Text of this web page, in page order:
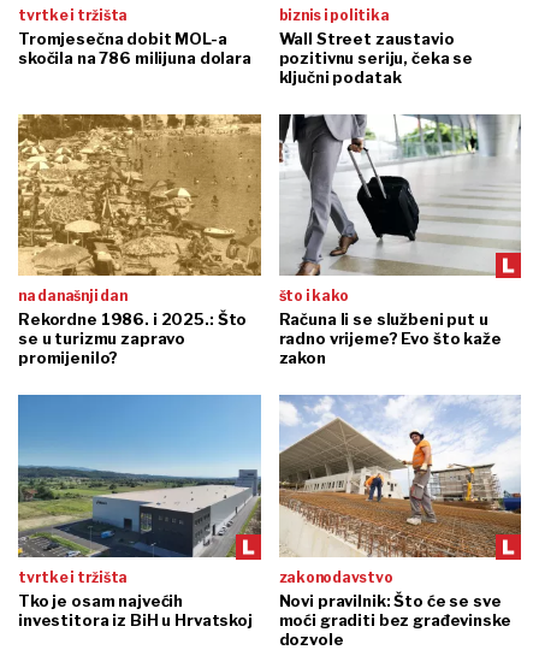
tvrtke i tržišta
Tromjesečna dobit MOL-a
skočila na 786 milijuna dolara
biznis i politika
Wall Street zaustavio
pozitivnu seriju, čeka se
ključni podatak
na današnji dan
Rekordne 1986. i 2025.: Što
se u turizmu zapravo
promijenilo?
što i kako
Računa li se službeni put u
radno vrijeme? Evo što kaže
zakon
tvrtke i tržišta
Tko je osam najvećih
investitora iz BiH u Hrvatskoj
zakonodavstvo
Novi pravilnik: Što će se sve
moći graditi bez građevinske
dozvole